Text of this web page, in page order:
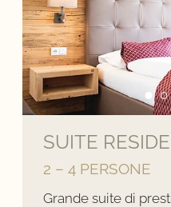
SUITE
2 – 4 PERSONE
Grande suite di